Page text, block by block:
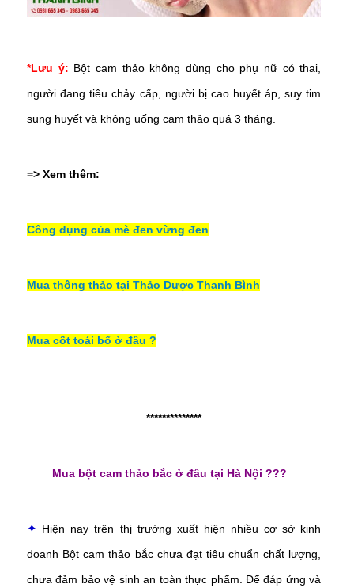
*Lưu ý: Bột cam thảo không dùng cho phụ nữ có thai,
người đang tiêu chảy cấp, người bị cao huyết áp, suy tim
sung huyết và không uống cam thảo quá 3 tháng.
=> Xem thêm:
Công dụng của mè đen vừng đen
Mua thông thảo tại Thảo Dược Thanh Bình
Mua cốt toái bổ ở đâu ?
**************
Mua bột cam thảo bắc ở đâu tại Hà Nội ???
✦ Hiện nay trên thị trường xuất hiện nhiều cơ sở kinh
doanh Bột cam thảo bắcchưa đạt tiêu chuẩn chất lượng,
chưa đảm bảo vệ sinh an toàn thực phẩm. Để đáp ứng và